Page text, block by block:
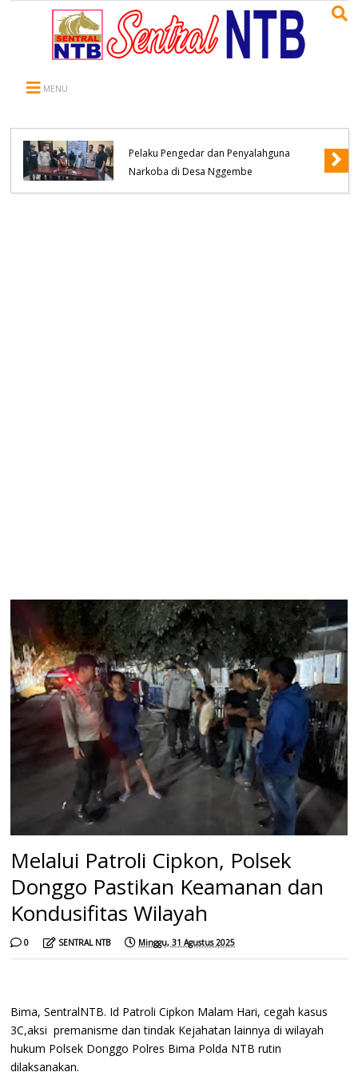
MENU
Pelaku Pengedar dan Penyalahguna
Narkoba di Desa Nggembe
Melalui Patroli Cipkon, Polsek
Donggo Pastikan Keamanan dan
Kondusifitas Wilayah
0 SENTRAL NTB Minggu, 31 Agustus 2025
Bima, SentralNTB. Id Patroli Cipkon Malam Hari, cegah kasus
3C,aksi premanisme dan tindak Kejahatan lainnya di wilayah
hukum Polsek Donggo Polres Bima Polda NTB rutin
dilaksanakan.